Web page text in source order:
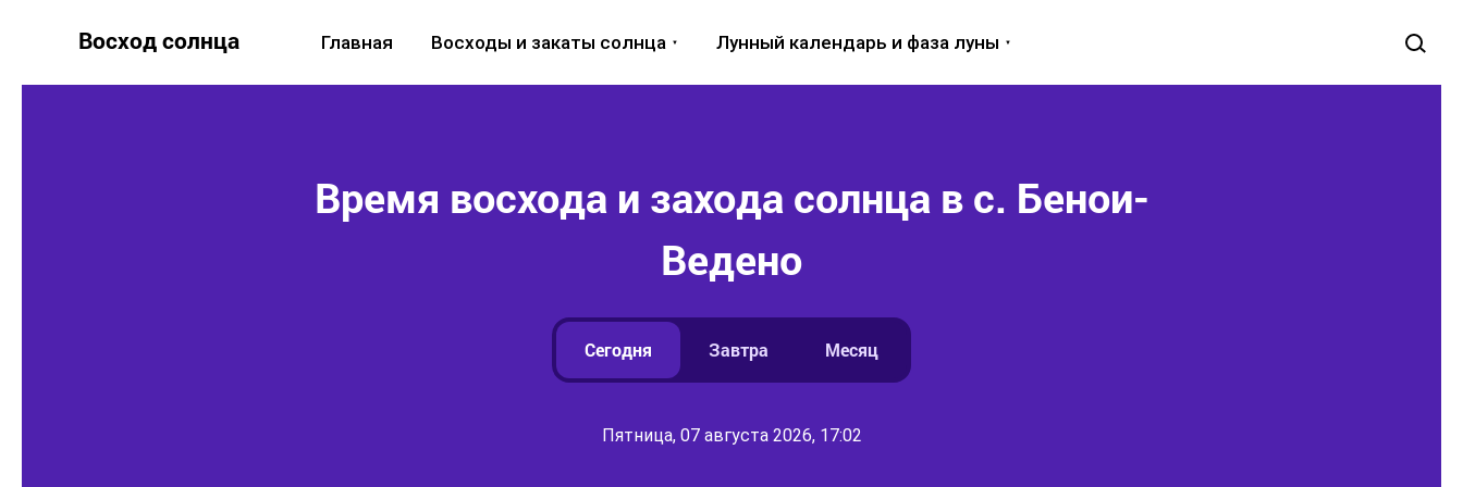
Восход солнца Главная Восходы и закаты солнца Лунный календарь и фаза луны
Время восхода и захода солнца в с. Бенои-
Ведено
Сегодня Завтра Месяц
Пятница, 07 августа 2026, 17:02